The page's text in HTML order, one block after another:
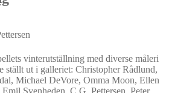
vinterutställning med diverse måleri
ställt ut i galleriet: Christopher Rådlund,
Michael DeVore, Omma Moon, Ellen